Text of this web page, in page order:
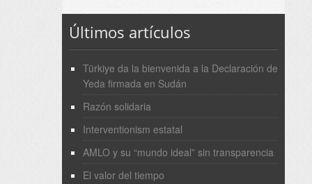
Últimos artículos
Türkiye da la bienvenida a la Declaración de
Yeda firmada en Sudán
Razón solidaria
Interventionism estatal
AMLO y su “mundo ideal” sin transparencia
El valor del tiempo